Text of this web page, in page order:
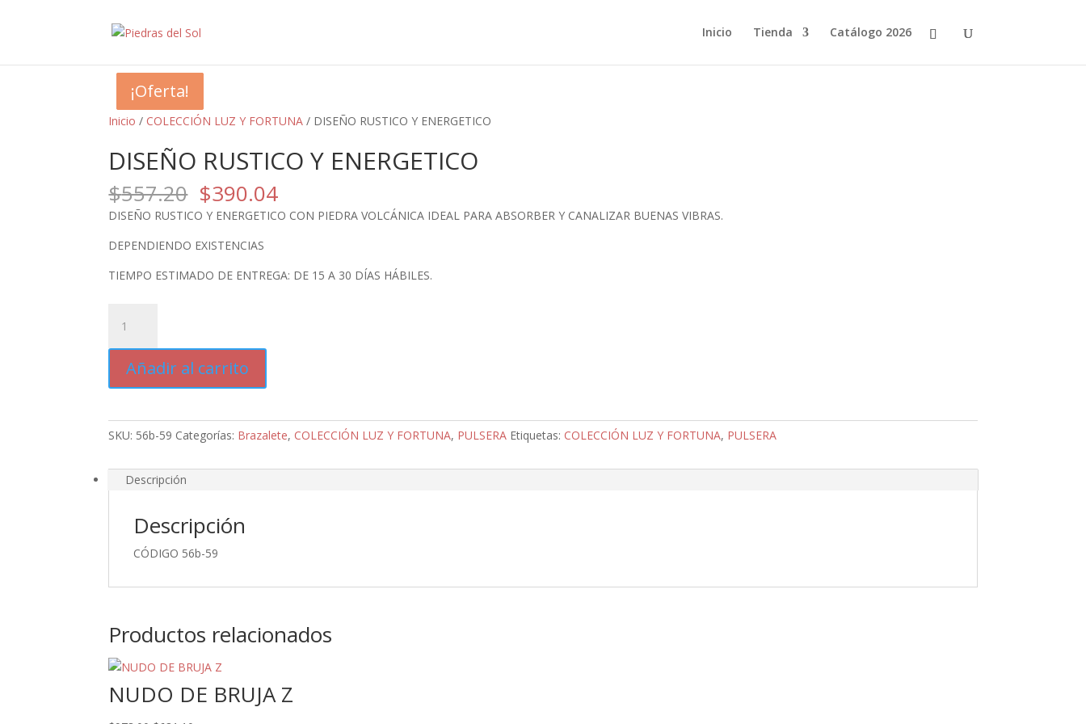
Inicio Tienda Catálogo 2026
Inicio / COLECCIÓN LUZ Y FORTUNA / DISEÑO RUSTICO Y ENERGETICO
¡Oferta!
DISEÑO RUSTICO Y ENERGETICO
$557.20 El
precio
original
era:
$557.20.
$390.04El
precio
actual
$390.04.
DISEÑO RUSTICO Y ENERGETICO CON PIEDRA VOLCÁNICA IDEAL PARA ABSORBER Y CANALIZAR BUENAS VIBRAS.
DEPENDIENDO EXISTENCIAS
TIEMPO ESTIMADO DE ENTREGA: DE 15 A 30 DÍAS HÁBILES.
RUSTICO
Y
ENERGETICO
cantidad
Añadir al carrito
SKU: 56b-59 Categorías: Brazalete, COLECCIÓN LUZ Y FORTUNA, PULSERA Etiquetas: COLECCIÓN LUZ Y FORTUNA, PULSERA
Descripción
Descripción
CÓDIGO 56b-59
Productos relacionados
¡Oferta!
NUDO DE BRUJA Z
¡Oferta!
¡Oferta!